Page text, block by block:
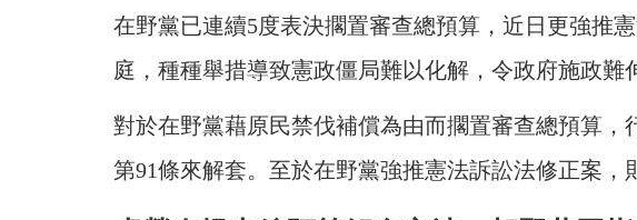
在野黨已連續5度表決擱置審查總預算，近日更強推
庭，種種舉措導致憲政僵局難以化解，令政府施政難
對於在野黨藉原民禁伐補償為由而擱置審查總預算，
第91條來解套。至於在野黨強推憲法訴訟法修正案，